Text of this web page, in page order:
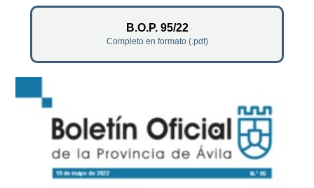
B.O.P. 95/22
Completo en formato (.pdf)